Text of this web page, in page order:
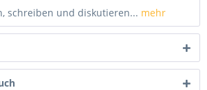
schreiben und diskutieren... mehr